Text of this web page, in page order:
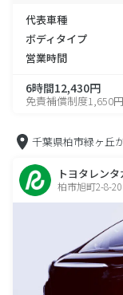
代表車種
ボディタイプ
営業時間
6時間12,430円
免責補償制度1,650円
千葉県柏市緑ヶ丘
トヨタレン
柏市旭町2-8-20